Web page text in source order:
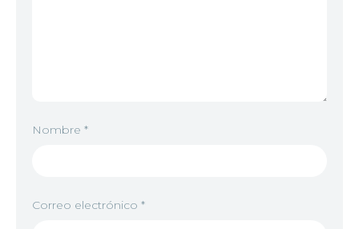
Nombre *
Correo electrónico *